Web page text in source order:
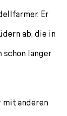
Er
ab, die in
schon länger
anderen